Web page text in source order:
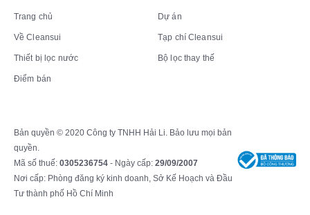
Trang chủ Dự án
Về Cleansui Tạp chí Cleansui
Thiết bị lọc nước Bộ lọc thay thế
Điểm bán
Bản quyền © 2020 Công ty TNHH Hải Li. Bảo lưu mọi bản
quyền.
Mã số thuế: 0305236754 - Ngày cấp: 29/09/2007
Nơi cấp: Phòng đăng ký kinh doanh, Sở Kế Hoạch và Đầu
Tư thành phố Hồ Chí Minh